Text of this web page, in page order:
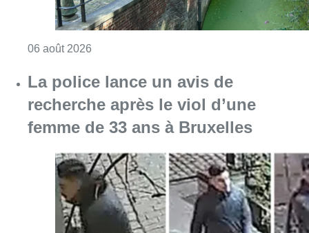
06 août 2026
La police lance un avis de
recherche après le viol d’une
femme de 33 ans à Bruxelles